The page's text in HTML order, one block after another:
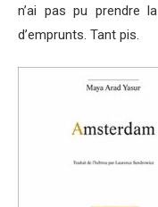
n’ai pas pu prendre
d’emprunts. Tant pis.